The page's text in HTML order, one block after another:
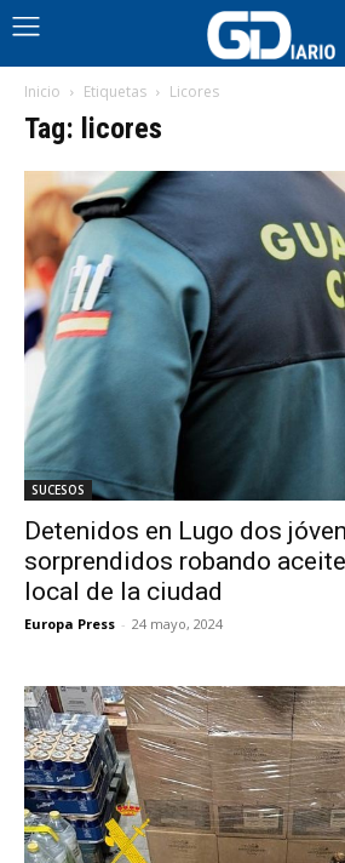
Inicio Etiquetas Licores
Tag: licores
SUCESOS
Detenidos en Lugo dos
sorprendidos robando
local de la ciudad
Europa Press - 24 mayo, 2024